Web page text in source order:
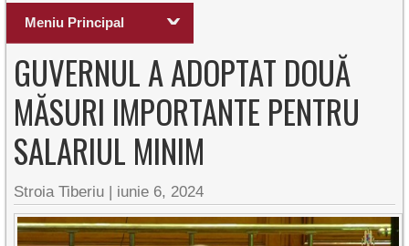
Meniu Principal
GUVERNUL A ADOPTAT DOUĂ
MĂSURI IMPORTANTE PENTRU
SALARIUL MINIM
Stroia Tiberiu | iunie 6, 2024